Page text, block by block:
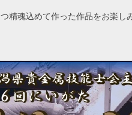
精魂込めて作った作品をお楽し